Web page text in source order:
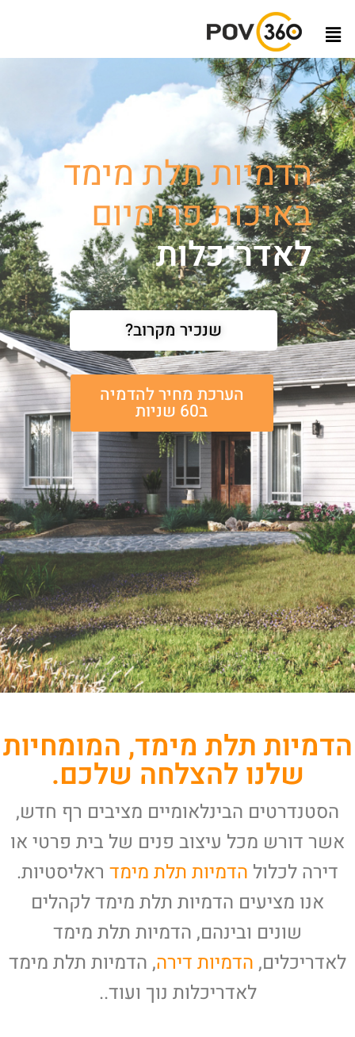
הדמיות תלת מימד
באיכות פרימיום
לאדריכלות נוף
שנכיר מקרוב?
הערכת מחיר להדמיה
ב60 שניות
הדמיות תלת מימד, המומחיות
שלנו להצלחה שלכם.
הסטנדרטים הבינלאומיים מציבים רף חדש,
אשר דורש מכל עיצוב פנים של בית פרטי או
דירה לכלול הדמיות תלת מימד ראליסטיות.
אנו מציעים הדמיות תלת מימד לקהלים
שונים ובינהם, הדמיות תלת מימד
לאדריכלים, הדמיות דירה, הדמיות תלת מימד
לאדריכלות נוך ועוד..